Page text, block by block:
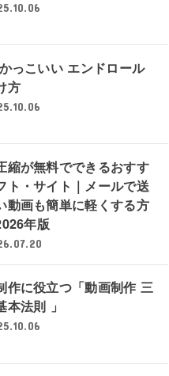
っこいい エンドロール
方
縮が無料でできるおすす
ト・サイト｜メールで送
動画も簡単に軽くする方
年版
作に役立つ「動画制作 三
本法則 」